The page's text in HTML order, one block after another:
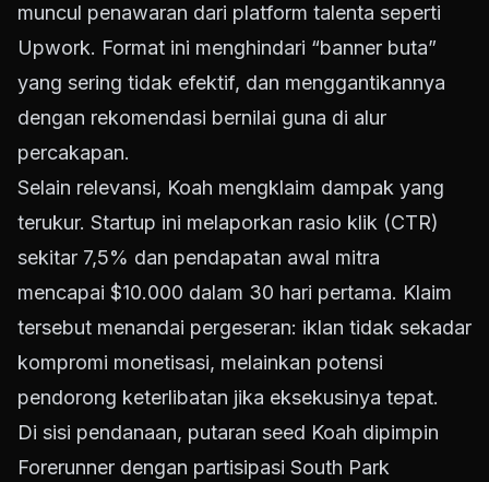
muncul penawaran dari platform talenta seperti
Upwork. Format ini menghindari “banner buta”
yang sering tidak efektif, dan menggantikannya
dengan rekomendasi bernilai guna di alur
percakapan.
Selain relevansi, Koah mengklaim dampak yang
terukur. Startup ini melaporkan rasio klik (CTR)
sekitar 7,5% dan pendapatan awal mitra
mencapai $10.000 dalam 30 hari pertama. Klaim
tersebut menandai pergeseran: iklan tidak sekadar
kompromi monetisasi, melainkan potensi
pendorong keterlibatan jika eksekusinya tepat.
Di sisi pendanaan, putaran seed Koah dipimpin
Forerunner dengan partisipasi South Park